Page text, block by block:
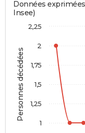
Personnes décédées
Données
Insee)
1
1,25
1,5
1,75
2
2,25